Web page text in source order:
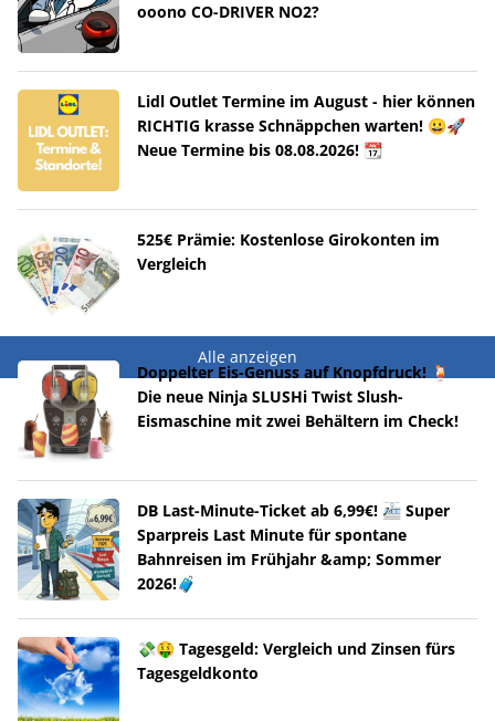
ooono CO-DRIVER NO2?
Lidl Outlet Termine im August - hier können
RICHTIG krasse Schnäppchen warten! 😀🚀
Neue Termine bis 08.08.2026! 📆
525€ Prämie: Kostenlose Girokonten im
Vergleich
Alle anzeigen
Doppelter Eis-Genuss auf Knopfdruck! 🍹
Die neue Ninja SLUSHi Twist Slush-
Eismaschine mit zwei Behältern im Check!
DB Last-Minute-Ticket ab 6,99€! 🚈 Super
Sparpreis Last Minute für spontane
Bahnreisen im Frühjahr &amp; Sommer
2026!🧳
💸🤑 Tagesgeld: Vergleich und Zinsen fürs
Tagesgeldkonto